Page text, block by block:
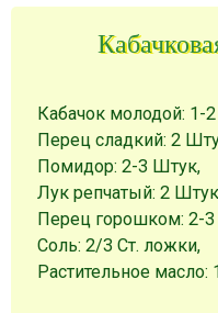
Кабачок молодой: 1-
Перец сладкий: 2
Помидор: 2-3 Штук,
Лук репчатый: 2
Перец горошком: 2-
Соль: 2/3 Ст. ложки,
Растительное масло: